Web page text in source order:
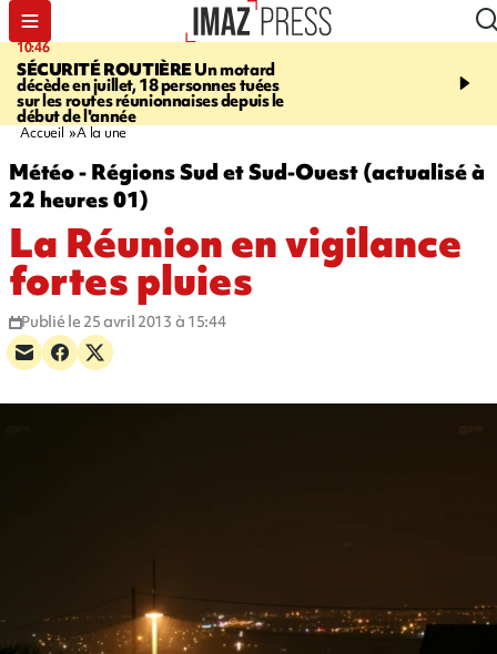
10:46
SÉCURITÉ ROUTIÈREUn motard
décède en juillet, 18 personnes tuées
sur les routes réunionnaises depuis le
début de l'année
13:49
mineurs - un courrier
Accueil A la une
Météo - Régions Sud et Sud-Ouest (actualisé à
22 heures 01)
La Réunion en vigilance
fortes pluies
Publié le 25 avril 2013 à 15:44